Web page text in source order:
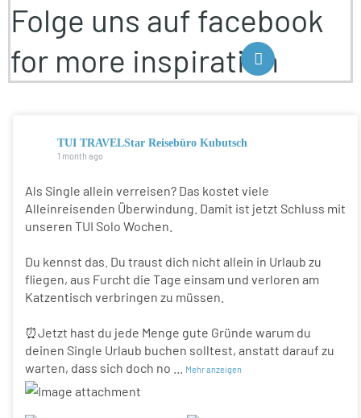
Folge uns auf facebook
for more inspiration
TUI TRAVELStar Reisebüro Kubutsch
1 month ago
Als Single allein verreisen? Das kostet viele
Alleinreisenden Überwindung. Damit ist jetzt Schluss mit
unseren TUI Solo Wochen.
Du kennst das. Du traust dich nicht allein in Urlaub zu
fliegen, aus Furcht die Tage einsam und verloren am
Katzentisch verbringen zu müssen.
⏰Jetzt hast du jede Menge gute Gründe warum du
deinen Single Urlaub buchen solltest, anstatt darauf zu
warten, dass sich doch no
Mehr anzeigen